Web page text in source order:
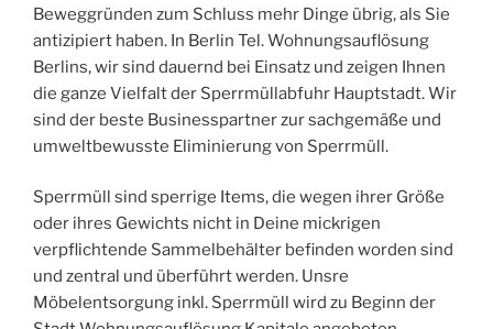
Beweggründen zum Schluss mehr Dinge übrig, als Sie
antizipiert haben. In Berlin Tel. Wohnungsauflösung
Berlins, wir sind dauernd bei Einsatz und zeigen Ihnen
die ganze Vielfalt der Sperrmüllabfuhr Hauptstadt. Wir
sind der beste Businesspartner zur sachgemäße und
umweltbewusste Eliminierung von Sperrmüll.
Sperrmüll sind sperrige Items, die wegen ihrer Größe
oder ihres Gewichts nicht in Deine mickrigen
verpflichtende Sammelbehälter befinden worden sind
und zentral und überführt werden. Unsre
Möbelentsorgung inkl. Sperrmüll wird zu Beginn der